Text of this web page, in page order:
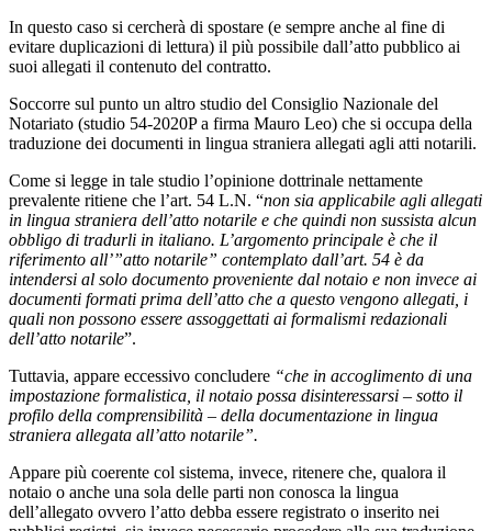
In questo caso si cercherà di spostare (e sempre anche al fine di
evitare duplicazioni di lettura) il più possibile dall’atto pubblico ai
suoi allegati il contenuto del contratto.
Soccorre sul punto un altro studio del Consiglio Nazionale del
Notariato (studio 54-2020P a firma Mauro Leo) che si occupa della
traduzione dei documenti in lingua straniera allegati agli atti notarili.
Come si legge in tale studio l’opinione dottrinale nettamente
prevalente ritiene che l’art. 54 L.N. “non sia applicabile agli allegati
in lingua straniera dell’atto notarile e che quindi non sussista alcun
obbligo di tradurli in italiano. L’argomento principale è che il
riferimento all’”atto notarile” contemplato dall’art. 54 è da
intendersi al solo documento proveniente dal notaio e non invece ai
documenti formati prima dell’atto che a questo vengono allegati, i
quali non possono essere assoggettati ai formalismi redazionali
dell’atto notarile”.
Tuttavia, appare eccessivo concludere “che in accoglimento di una
impostazione formalistica, il notaio possa disinteressarsi – sotto il
profilo della comprensibilità – della documentazione in lingua
straniera allegata all’atto notarile”.
Appare più coerente col sistema, invece, ritenere che, qualora il
notaio o anche una sola delle parti non conosca la lingua
dell’allegato ovvero l’atto debba essere registrato o inserito nei